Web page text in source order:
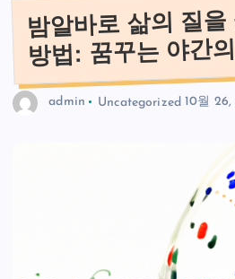
밤알바로 삶의 질
방법: 꿈꾸는 야간
admin Uncategorized 10월